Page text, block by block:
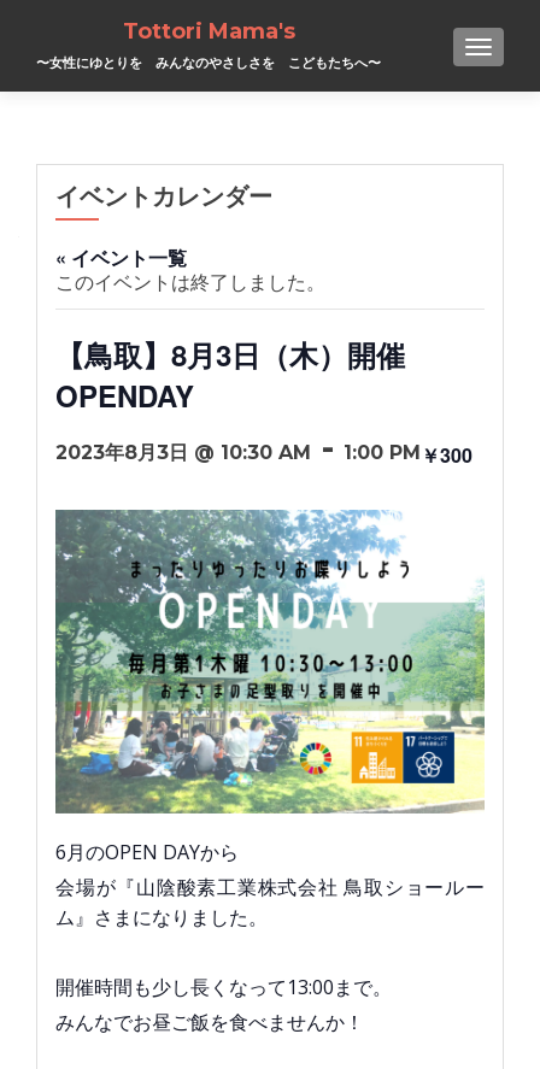
Tottori Mama's
〜女性にゆとりを みんなのやさしさを こどもたちへ〜
イベントカレンダー
« イベント一覧
このイベントは終了しました。
【鳥取】8月3日（木）開催
OPENDAY
2023年8月3日 @ 10:30 AM - 1:00 PM ￥300
6月のOPEN DAYから
会場が『山陰酸素工業株式会社 鳥取ショールー
ム』さまになりました。
開催時間も少し長くなって13:00まで。
みんなでお昼ご飯を食べませんか！